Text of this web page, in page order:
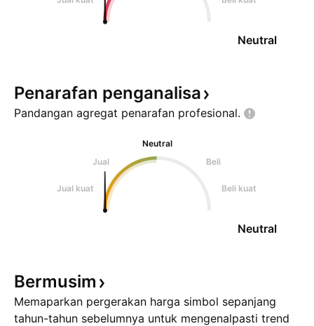
Neutral
Penarafan penganalisa
Pandangan agregat penarafan profesional.
Neutral
Jual
Beli
Jual kuat Beli kuat
Neutral
Bermusim
Memaparkan pergerakan harga simbol sepanjang
tahun-tahun sebelumnya untuk mengenalpasti trend